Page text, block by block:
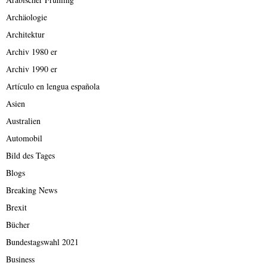
Archäologie
Architektur
Archiv 1980 er
Archiv 1990 er
Artículo en lengua española
Asien
Australien
Automobil
Bild des Tages
Blogs
Breaking News
Brexit
Bücher
Bundestagswahl 2021
Business